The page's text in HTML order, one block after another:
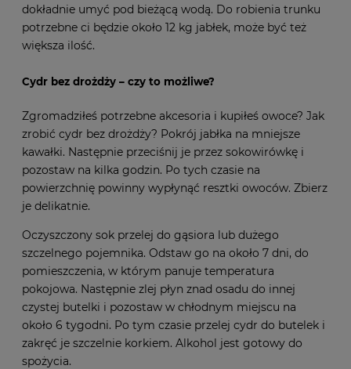
dokładnie umyć pod bieżącą wodą. Do robienia trunku
potrzebne ci będzie około 12 kg jabłek, może być też
większa ilość.
Cydr bez drożdży – czy to możliwe?
Zgromadziłeś potrzebne akcesoria i kupiłeś owoce? Jak
zrobić cydr bez drożdży? Pokrój jabłka na mniejsze
kawałki. Następnie przeciśnij je przez sokowirówkę i
pozostaw na kilka godzin. Po tych czasie na
powierzchnię powinny wypłynąć resztki owoców. Zbierz
je delikatnie.
Oczyszczony sok przelej do gąsiora lub dużego
szczelnego pojemnika. Odstaw go na około 7 dni, do
pomieszczenia, w którym panuje temperatura
pokojowa. Następnie zlej płyn znad osadu do innej
czystej butelki i pozostaw w chłodnym miejscu na
około 6 tygodni. Po tym czasie przelej cydr do butelek i
zakręć je szczelnie korkiem. Alkohol jest gotowy do
spożycia.